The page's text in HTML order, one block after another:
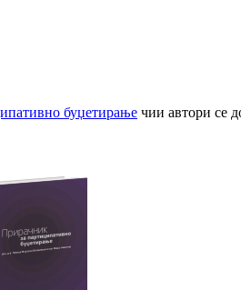
буџетирање чии автори се